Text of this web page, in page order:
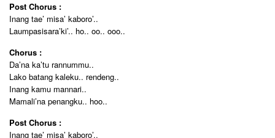
Post Chorus :
Inang tae’ misa’ kaboro’..
Laumpasisara’ki’.. ho.. oo.. ooo..
Chorus :
Da’na ka’tu rannummu..
Lako batang kaleku.. rendeng..
Inang kamu mannari..
Mamali’na penangku.. hoo..
Post Chorus :
Inang tae’ misa’ kaboro’..